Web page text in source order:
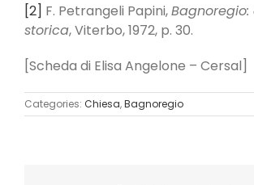
[2] F. Petrangeli Papini,
storica, Viterbo, 1972, p. 30.
[Scheda di Elisa Angelone – Cersal]
Categories: Chiesa,Bagnoregio